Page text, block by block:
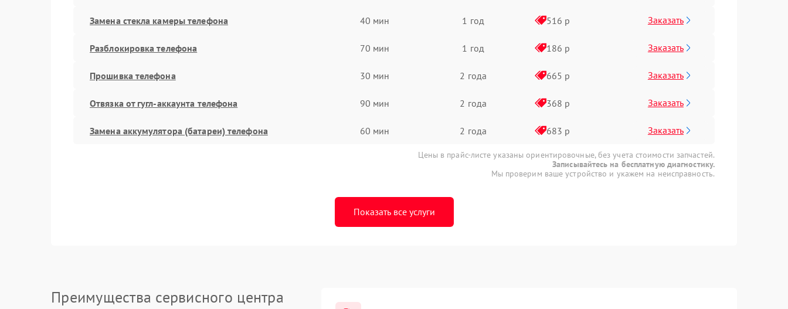
Замена стекла камеры телефона 40 мин 1 год 516 р Заказать
Разблокировка телефона 70 мин 1 год 186 р Заказать
Прошивка телефона 30 мин 2 года 665 р Заказать
Отвязка от гугл-аккаунта телефона 90 мин 2 года 368 р Заказать
Замена аккумулятора (батареи) телефона 60 мин 2 года 683 р Заказать
Цены в прайс-листе указаны ориентировочные, без учета стоимости запчастей.
Записывайтесь на бесплатную диагностику.
Мы проверим ваше устройство и укажем на неисправность.
Показать все услуги
Преимущества сервисного центра